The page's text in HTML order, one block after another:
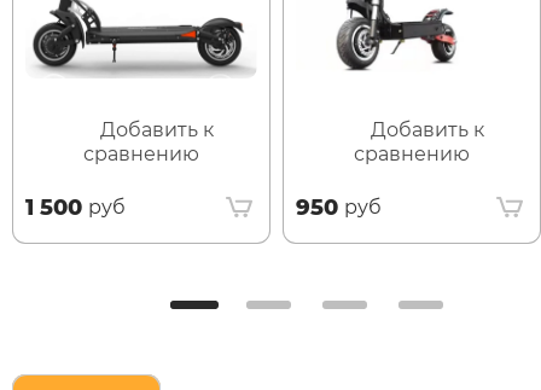
Добавить к
сравнению
1 500 руб
Добавить к
сравнению
950 руб